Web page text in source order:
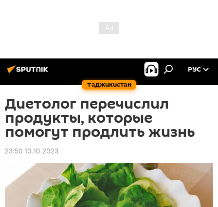
Таджикистан
РУС
Диетолог перечислил
продукты, которые
помогут продлить жизнь
23:50 10.10.2023